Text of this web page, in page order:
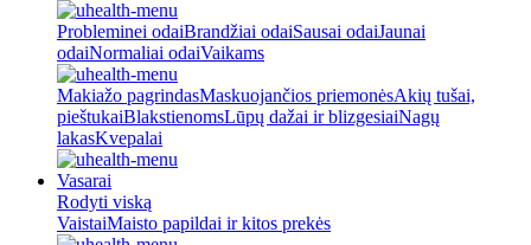
Probleminei odaiBrandžiai odaiSausai odaiJaunai
odaiNormaliai odaiVaikams
Makiažo pagrindasMaskuojančios priemonėsAkių tušai,
pieštukaiBlakstienomsLūpų dažai ir blizgesiaiNagų
lakasKvepalai
Vasarai
Rodyti viską
VaistaiMaisto papildai ir kitos prekės